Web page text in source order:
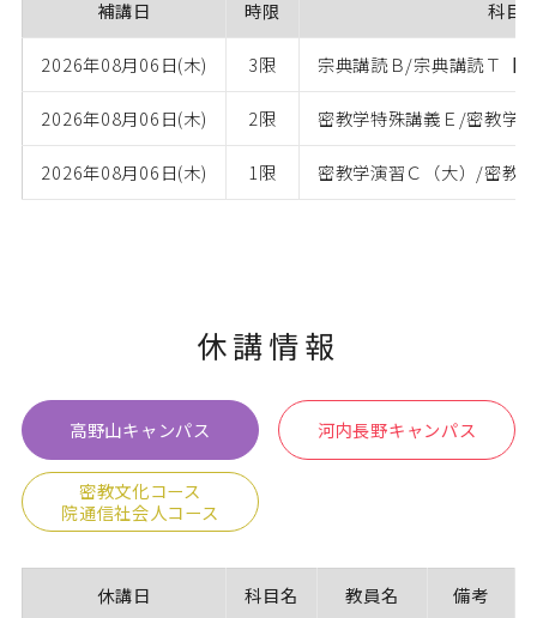
ご支援をお考えの方へ Language
補講日 時限 科目
2026年08月06日(木) 3限 宗典講読Ｂ/宗典講読Ｔ【
2026年08月06日(木) 2限 密教学特殊講義Ｅ/密教学
2026年08月06日(木) 1限 密教学演習Ｃ（大）/密教
休講情報
高野山キャンパス 河内長野キャンパス
密教文化コース
院通信社会人コース
休講日 科目名 教員名 備考